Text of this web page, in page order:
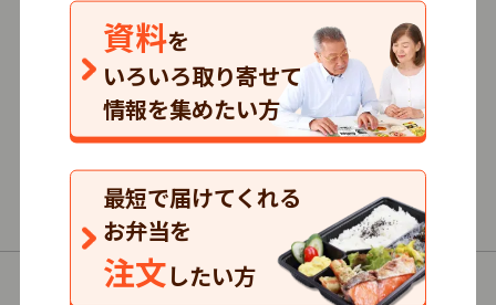
資料を
いろいろ取り寄せて
情報を集めたい方
最短で届けてくれる
お弁当を
注文したい方
仕出し
2.0
口コミ
552円～/1食
単品注文
普通食・介護食・制限食
以下の商品（コース）があります。